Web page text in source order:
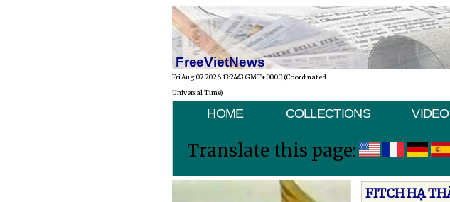
FreeVietNews
Fri Aug 07 2026 13:24:43 GMT+0000 (Coordinated
Universal Time)
HOME COLLECTIONS VIDEO
Translate this page:
FITCH HẠ